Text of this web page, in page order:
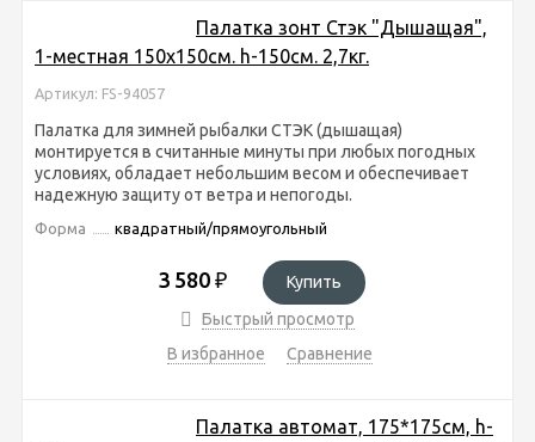
Палатка зонт Стэк "Дышащая",
1-местная 150х150см. h-150см. 2,7кг.
Артикул: FS-94057
Палатка для зимней рыбалки СТЭК (дышащая)
монтируется в считанные минуты при любых погодных
условиях, обладает небольшим весом и обеспечивает
надежную защиту от ветра и непогоды.
Форма квадратный/прямоугольный
3 580 ₽
Купить
Быстрый просмотр
В избранное
Сравнение
Палатка автомат, 175*175см, h-